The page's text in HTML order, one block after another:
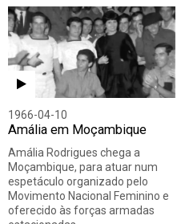
1966-04-10
Amália em Moçambique
Amália Rodrigues chega a
Moçambique, para atuar num
espetáculo organizado pelo
Movimento Nacional Feminino e
oferecido às forças armadas